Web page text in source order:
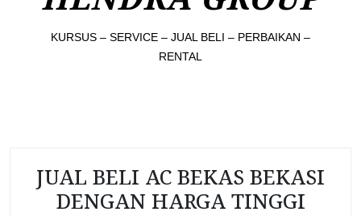
KURSUS – SERVICE – JUAL BELI – PERBAIKAN –
RENTAL
JUAL BELI AC BEKAS BEKASI
DENGAN HARGA TINGGI